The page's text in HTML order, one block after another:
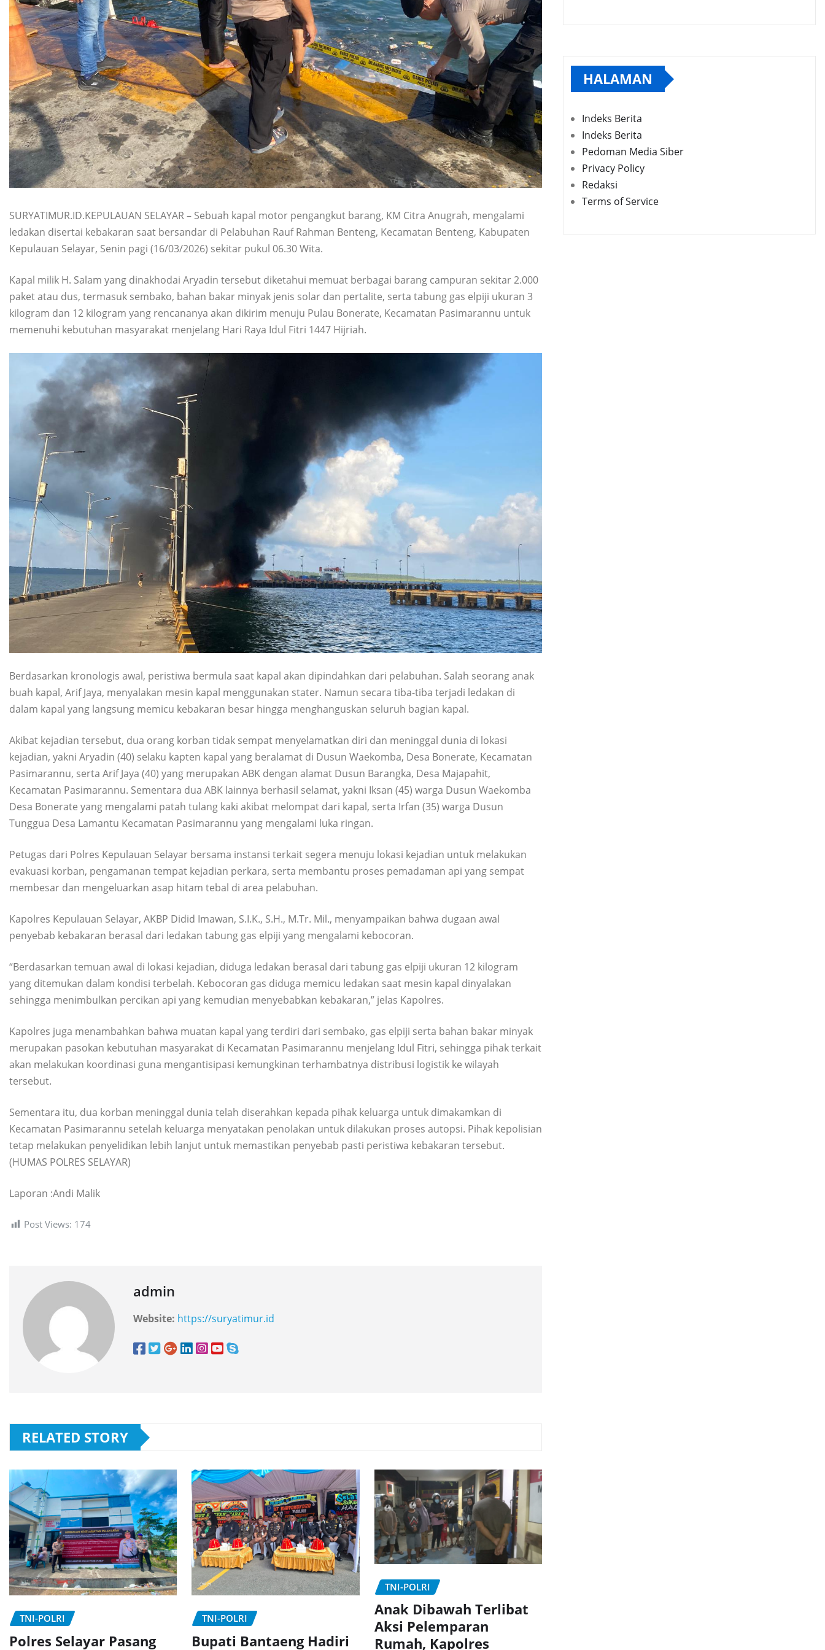
SURYATIMUR.ID.KEPULAUAN SELAYAR – Sebuah kapal motor pengangkut barang, KM Citra Anugrah, mengalami
ledakan disertai kebakaran saat bersandar di Pelabuhan Rauf Rahman Benteng, Kecamatan Benteng, Kabupaten
Kepulauan Selayar, Senin pagi (16/03/2026) sekitar pukul 06.30 Wita.
Kapal milik H. Salam yang dinakhodai Aryadin tersebut diketahui memuat berbagai barang campuran sekitar 2.000
paket atau dus, termasuk sembako, bahan bakar minyak jenis solar dan pertalite, serta tabung gas elpiji ukuran 3
kilogram dan 12 kilogram yang rencananya akan dikirim menuju Pulau Bonerate, Kecamatan Pasimarannu untuk
memenuhi kebutuhan masyarakat menjelang Hari Raya Idul Fitri 1447 Hijriah.
Berdasarkan kronologis awal, peristiwa bermula saat kapal akan dipindahkan dari pelabuhan. Salah seorang anak
buah kapal, Arif Jaya, menyalakan mesin kapal menggunakan stater. Namun secara tiba-tiba terjadi ledakan di
dalam kapal yang langsung memicu kebakaran besar hingga menghanguskan seluruh bagian kapal.
Akibat kejadian tersebut, dua orang korban tidak sempat menyelamatkan diri dan meninggal dunia di lokasi
kejadian, yakni Aryadin (40) selaku kapten kapal yang beralamat di Dusun Waekomba, Desa Bonerate, Kecamatan
Pasimarannu, serta Arif Jaya (40) yang merupakan ABK dengan alamat Dusun Barangka, Desa Majapahit,
Kecamatan Pasimarannu. Sementara dua ABK lainnya berhasil selamat, yakni Iksan (45) warga Dusun Waekomba
Desa Bonerate yang mengalami patah tulang kaki akibat melompat dari kapal, serta Irfan (35) warga Dusun
Tunggua Desa Lamantu Kecamatan Pasimarannu yang mengalami luka ringan.
Petugas dari Polres Kepulauan Selayar bersama instansi terkait segera menuju lokasi kejadian untuk melakukan
evakuasi korban, pengamanan tempat kejadian perkara, serta membantu proses pemadaman api yang sempat
membesar dan mengeluarkan asap hitam tebal di area pelabuhan.
Kapolres Kepulauan Selayar, AKBP Didid Imawan, S.I.K., S.H., M.Tr. Mil., menyampaikan bahwa dugaan awal
penyebab kebakaran berasal dari ledakan tabung gas elpiji yang mengalami kebocoran.
“Berdasarkan temuan awal di lokasi kejadian, diduga ledakan berasal dari tabung gas elpiji ukuran 12 kilogram
yang ditemukan dalam kondisi terbelah. Kebocoran gas diduga memicu ledakan saat mesin kapal dinyalakan
sehingga menimbulkan percikan api yang kemudian menyebabkan kebakaran,” jelas Kapolres.
Kapolres juga menambahkan bahwa muatan kapal yang terdiri dari sembako, gas elpiji serta bahan bakar minyak
merupakan pasokan kebutuhan masyarakat di Kecamatan Pasimarannu menjelang Idul Fitri, sehingga pihak terkait
akan melakukan koordinasi guna mengantisipasi kemungkinan terhambatnya distribusi logistik ke wilayah
tersebut.
Sementara itu, dua korban meninggal dunia telah diserahkan kepada pihak keluarga untuk dimakamkan di
Kecamatan Pasimarannu setelah keluarga menyatakan penolakan untuk dilakukan proses autopsi. Pihak kepolisian
tetap melakukan penyelidikan lebih lanjut untuk memastikan penyebab pasti peristiwa kebakaran tersebut.
(HUMAS POLRES SELAYAR)
Laporan :Andi Malik
Post Views: 174
admin
Website: https://suryatimur.id
RELATED STORY
TNI-POLRI
Polres Selayar Pasang
TNI-POLRI
Bupati Bantaeng Hadiri
TNI-POLRI
Anak Dibawah Terlibat
Aksi Pelemparan
Rumah, Kapolres
HALAMAN
Indeks Berita
Indeks Berita
Pedoman Media Siber
Privacy Policy
Redaksi
Terms of Service